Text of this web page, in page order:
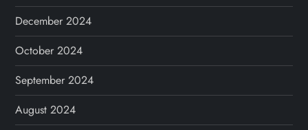
December 2024
October 2024
September 2024
August 2024